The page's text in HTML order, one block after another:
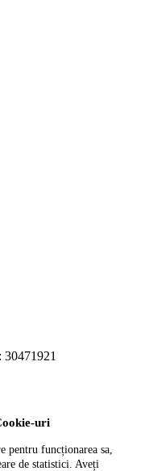
uri
pentru funcționarea sa,
de statistici. Aveți